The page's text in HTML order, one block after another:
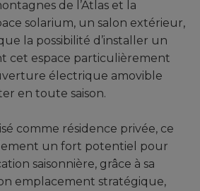
de l’Atlas et la
solarium, un salon extérieur,
la possibilité d’installer un
cet espace particulièrement
électrique amovible
en toute saison.
comme résidence privée, ce
un fort potentiel pour
saisonnière, grâce à sa
emplacement stratégique,